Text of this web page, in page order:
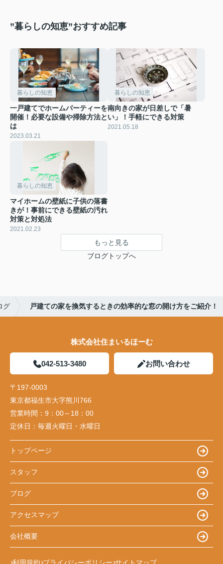
”暮らしの知恵”おすすめ記事
暮らしの知恵
一戸建てでホームパーティーを
開催！必要な設備や掃除方法と
は
2023.03.21
暮らしの知恵
南向きの家が日差しで「暑
い」！手軽にできる対策
2021.05.18
暮らしの知恵
マイホームの壁紙に子供の落書
きが！事前にできる壁紙の汚れ
対策と対処法
2021.02.23
もっと見る
ブログトップへ
グ 戸建ての家を換気するときの効率的な窓の開け方をご紹介！
株式会社住まいるほーむ
042-513-3480 お問い合わせ
〒197-0003
東京都福生市大字熊川766
営業時間： 9：00～18：00
定休日： 毎週火曜日・水曜日
トップページ
スタッフ
ブログ
アクセスマップ
会社概要